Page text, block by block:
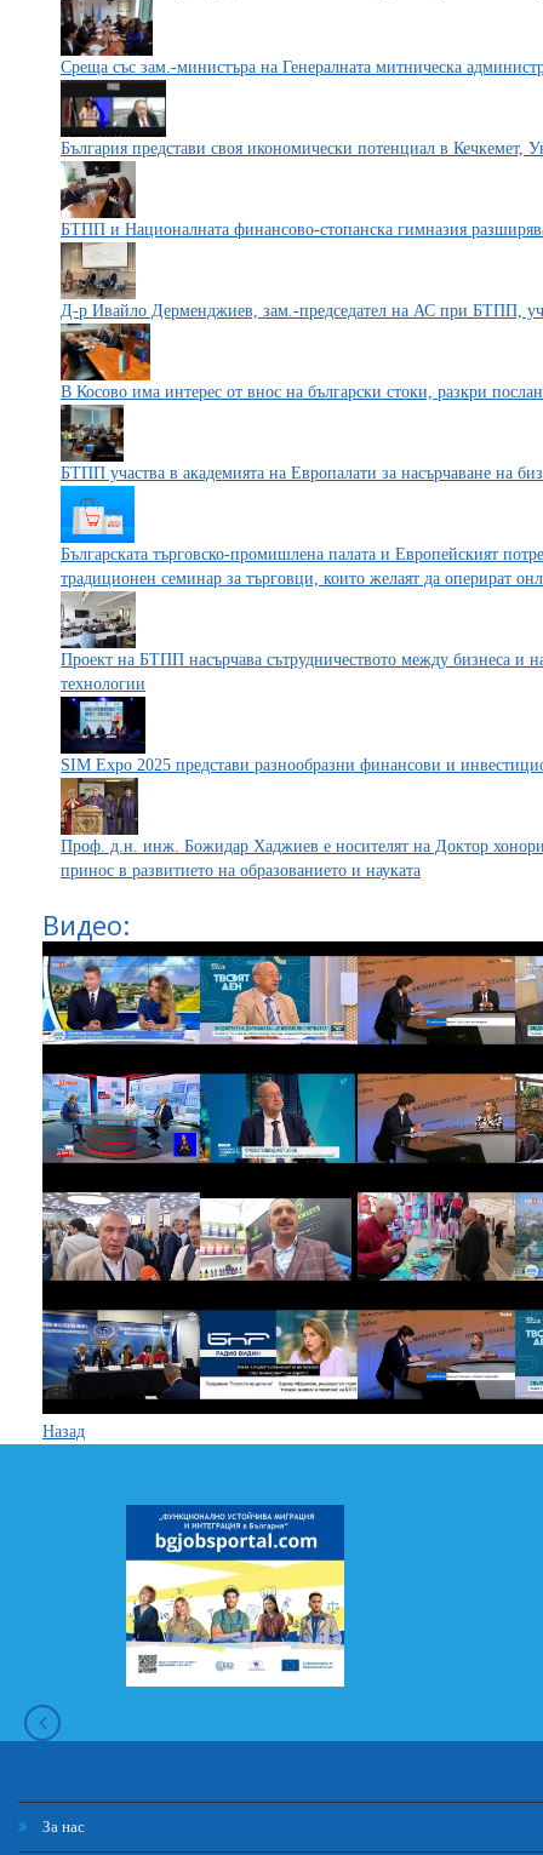
Среща със зам.-министъра на Генералната митническа
България представи своя икономически потенциал в Кечкемет,
БТПП и Националната финансово-стопанска гимназия
Д-р Ивайло Дерменджиев, зам.-председател на АС при БТПП,
В Косово има интерес от внос на български стоки, разкри
БТПП участва в академията на Европалати за насърчаване на
Българската търговско-промишлена палата и Европейският
традиционен семинар за търговци, които желаят да оперират
Проект на БТПП насърчава сътрудничеството между бизнеса и
технологии
SIM Expo 2025 представи разнообразни финансови и
Проф. д.н. инж. Божидар Хаджиев е носителят на Доктор
принос в развитието на образованието и науката
Видео:
Назад
За нас